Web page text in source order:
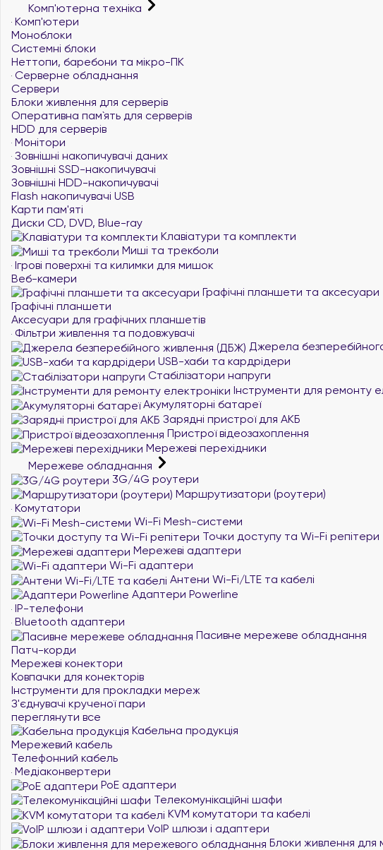
Комп'ютерна техніка
Комп'ютери
Моноблоки
Системні блоки
Неттопи, баребони та мікро-ПК
Серверне обладнання
Сервери
Блоки живлення для серверів
Оперативна пам`ять для серверів
HDD для серверів
Монітори
Зовнішні накопичувачі даних
Зовнішні SSD-накопичувачі
Зовнішні HDD-накопичувачі
Flash накопичувачі USB
Карти пам'яті
Диски CD, DVD, Blue-ray
Клавіатури та комплекти
Миші та трекболи
Ігрові поверхні та килимки для мишок
Веб-камери
Графічні планшети та аксесуари
Графічні планшети
Аксесуари для графічних планшетів
Фільтри живлення та подовжувачі
Джерела
USB-хаби та кардрідери
Стабілізатори напруги
Інструменти для ремонту
Акумуляторні батареї
Зарядні пристрої для АКБ
Пристрої відеозахоплення
Мережеві перехідники
Мережеве обладнання
3G/4G роутери
Маршрутизатори (роутери)
Комутатори
Wi-Fi Mesh-системи
Точки доступу та Wi-Fi репітери
Мережеві адаптери
Wi-Fi адаптери
Антени Wi-Fi/LTE та кабелі
Адаптери Powerline
IP-телефони
Bluetooth адаптери
Пасивне мережеве обладнання
Патч-корди
Мережеві конектори
Ковпачки для конекторів
Інструменти для прокладки мереж
З'єднувачі крученої пари
переглянути все
Кабельна продукція
Мережевий кабель
Телефонний кабель
Медіаконвертери
PoE адаптери
Телекомунікаційні шафи
KVM комутатори та кабелі
VoIP шлюзи і адаптери
Блоки живлення